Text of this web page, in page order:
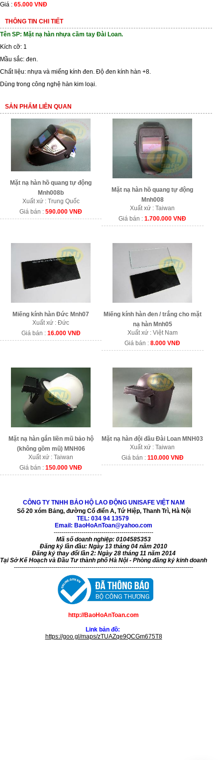
Giá : 65.000 VNĐ
THÔNG TIN CHI TIẾT
Tên SP: Mặt nạ hàn nhựa cầm tay Đài Loan.
Kích cỡ: 1
Mầu sắc: đen.
Chất liệu: nhựa và miếng kính đen. Độ đen kính hàn +8.
Dùng trong công nghệ hàn kim loại.
SẢN PHẨM LIÊN QUAN
Mặt nạ hàn hồ quang tự động
Mnh008b
Xuất xứ : Trung Quốc
Giá bán :590.000 VNĐ
Mặt nạ hàn hồ quang tự động
Mnh008
Xuất xứ : Taiwan
Giá bán :1.700.000 VNĐ
Miếng kính hàn Đức Mnh07
Xuất xứ : Đức
Giá bán : 16.000 VNĐ
Miếng kính hàn đen / trắng cho mặt
nạ hàn Mnh05
Xuất xứ : Việt Nam
Giá bán :8.000 VNĐ
Mặt nạ hàn gắn liền mũ bảo hộ
(không gồm mũ) MNH06
Xuất xứ : Taiwan
Giá bán :150.000 VNĐ
Mặt nạ hàn đội đầu Đài Loan MNH03
Xuất xứ : Taiwan
Giá bán : 110.000 VNĐ
CÔNG TY TNHH BẢO HỘ LAO ĐỘNG UNISAFE VIỆT NAM
Số 20 xóm Bảng, đường Cổ điển A, Tứ Hiệp, Thanh Trì, Hà Nội
TEL: 034 94 13579
Email: BaoHoAnToan@yahoo.com
--------------------------------------------------
Mã số doanh nghiệp: 0104585353
Đăng ký lần đầu: Ngày 13 tháng 04 năm 2010
Đăng ký thay đổi lần 2: Ngày 28 tháng 11 năm 2014
Tại Sở Kế Hoạch và Đầu Tư thành phố Hà Nội - Phòng đăng ký kinh doanh
------------------------------------------------------------------------------------------
http://BaoHoAnToan.com
Link bản đồ:
https://goo.gl/maps/zTUAZqe9QCGm675T8